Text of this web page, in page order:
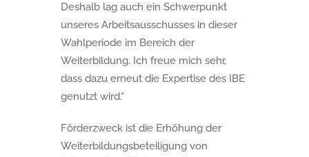
Deshalb lag auch ein Schwerpunkt
unseres Arbeitsausschusses in dieser
Wahlperiode im Bereich der
Weiterbildung. Ich freue mich sehr,
dass dazu erneut die Expertise des IBE
genutzt wird.“
Förderzweck ist die Erhöhung der
Weiterbildungsbeteiligung von